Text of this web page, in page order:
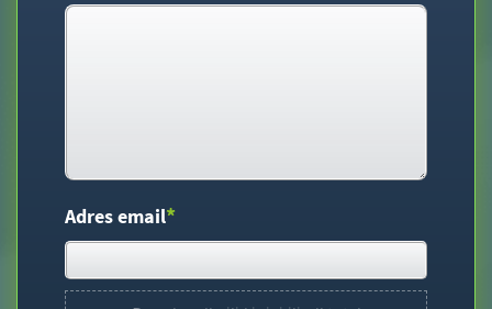
Adres email*